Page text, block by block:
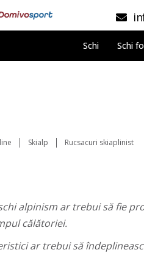
Schi Schi
Skialp Rucsacuri skiaplinist
alpinism ar trebui să fie
călătoriei.
ar trebui să